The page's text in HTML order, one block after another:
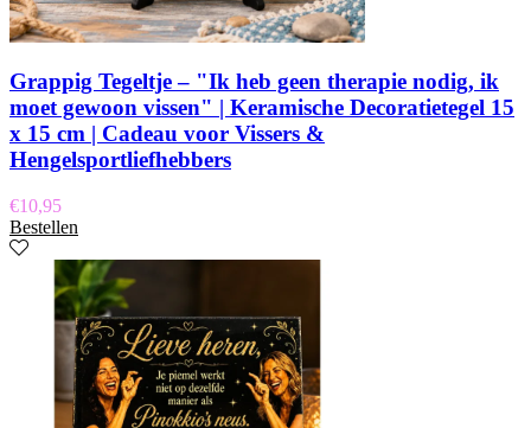
Grappig Tegeltje – "Ik heb geen therapie nodig, ik
moet gewoon vissen" | Keramische Decoratietegel 15
x 15 cm | Cadeau voor Vissers &
Hengelsportliefhebbers
€10,95
Bestellen